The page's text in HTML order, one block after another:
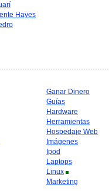
Hayes
Ganar Dinero
Guías
Hardware
Herramientas
Hospedaje Web
Imágenes
Ipod
Laptops
Linux
Marketing